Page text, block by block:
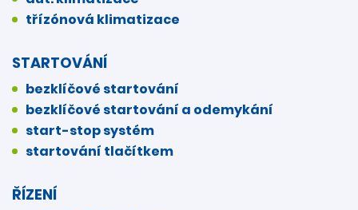
třízónová klimatizace
STARTOVÁNÍ
bezklíčové startování
bezklíčové startování a odemykání
start-stop systém
startování tlačítkem
ŘÍZENÍ